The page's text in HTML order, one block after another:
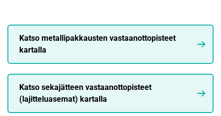
Katso metallipakkausten vastaanottopisteet
kartalla
Katso sekajätteen vastaanottopisteet
(lajitteluasemat) kartalla